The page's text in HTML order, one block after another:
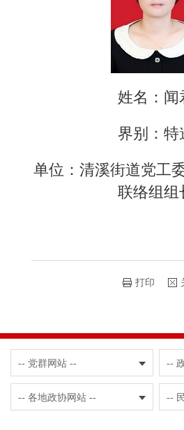
姓名：闻
界别：特
单位：清溪街道党工
联络组组
打印
-- 党群网站 -- --
-- 各地政协网站 -- --